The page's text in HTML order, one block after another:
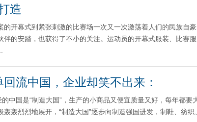
造
开幕式到紧张刺激的比赛场一次又一次激荡着人们的民族自
的安踏，也获得了不小的关注。运动员的开幕式服装、比赛
流中国，企业却笑不出来：
中国是“制造大国”，生产的小商品又便宜质量又好，每年都要
轰烈烈地展开，“制造大国”逐步向制造强国进发，制鞋、纺